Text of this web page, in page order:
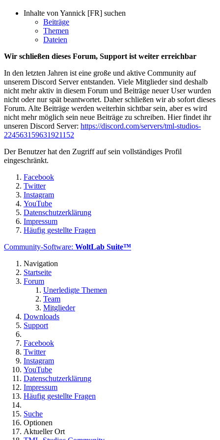
Inhalte von Yannick [FR] suchen
Beiträge
Themen
Dateien
Wir schließen dieses Forum, Support ist weiter erreichbar
In den letzten Jahren ist eine große und aktive Community auf
unserem Discord Server entstanden. Viele Mitglieder sind deshalb
nicht mehr aktiv in diesem Forum und Beiträge neuer User wurden
nicht oder nur spät beantwortet. Daher schließen wir ab sofort dieses
Forum. Alte Beiträge werden weiterhin sichtbar sein, aber es wird
nicht mehr möglich sein neue Beiträge zu schreiben. Hier findet ihr
unseren Discord Server: https://discord.com/servers/tml-studios-
224563159631921152
Der Benutzer hat den Zugriff auf sein vollständiges Profil
eingeschränkt.
Facebook
Twitter
Instagram
YouTube
Datenschutzerklärung
Impressum
Häufig gestellte Fragen
Community-Software: WoltLab Suite™
Navigation
Startseite
Forum
Unerledigte Themen
Team
Mitglieder
Downloads
Support
Facebook
Twitter
Instagram
YouTube
Datenschutzerklärung
Impressum
Häufig gestellte Fragen
Suche
Optionen
Aktueller Ort